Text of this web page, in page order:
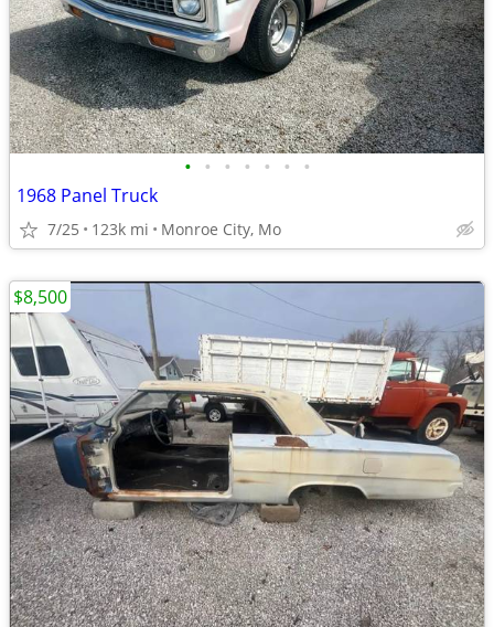
• • • • • • •
1968 Panel Truck
7/25 123k mi Monroe City, Mo
$8,500